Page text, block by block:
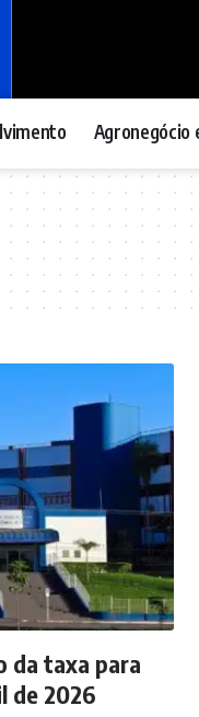
Agronegócio
da taxa para
de 2026